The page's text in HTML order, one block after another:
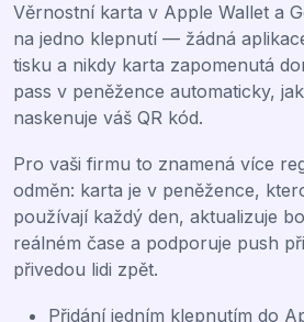
Věrnostní karta v Apple Wallet a
na jedno klepnutí — žádná
tisku a nikdy karta zapomenutá
pass v peněžence automaticky,
naskenuje váš QR kód.
Pro vaši firmu to znamená více
odměn: karta je v peněžence,
používají každý den, aktualizuje
reálném čase a podporuje push
přivedou lidi zpět.
Přidání jedním klepnutím do